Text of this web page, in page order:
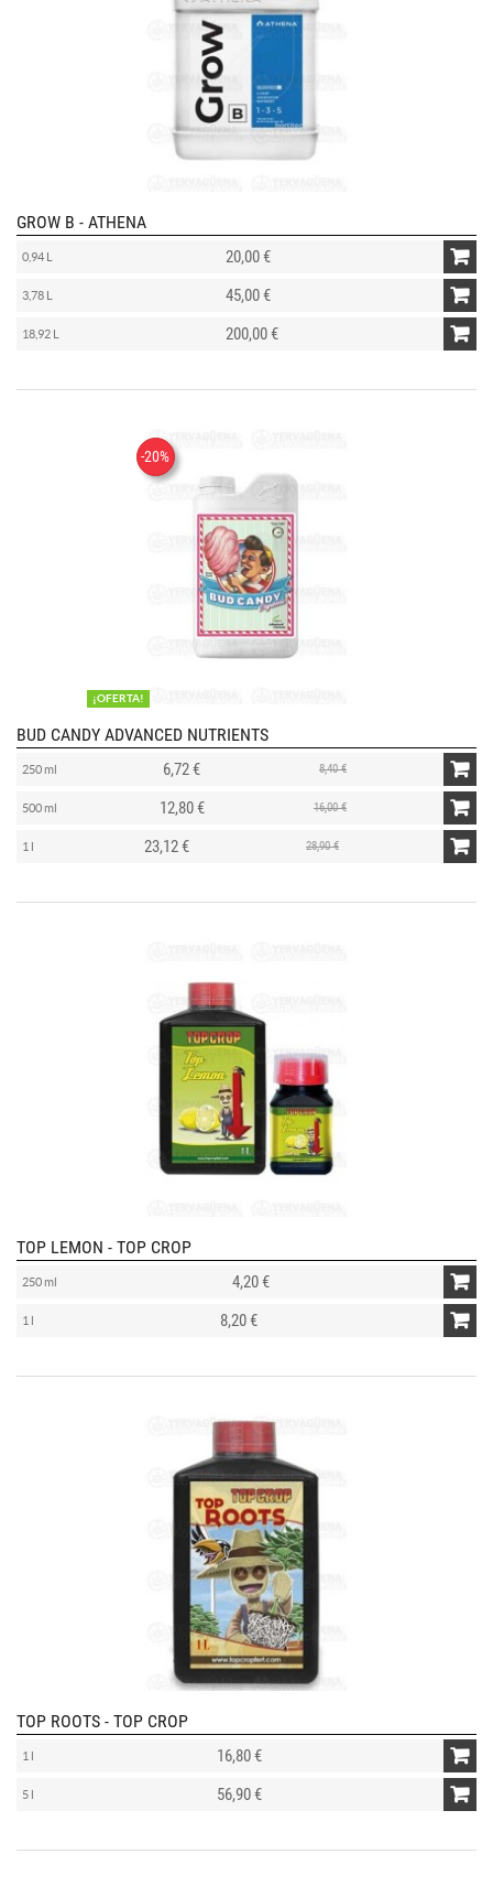
GROW B - ATHENA
0,94 L 20,00 €
3,78 L 45,00 €
18,92 L 200,00 €
-20%
¡OFERTA!
BUD CANDY ADVANCED NUTRIENTS
250 ml 6,72 € 8,40 €
500 ml 12,80 € 16,00 €
1 l 23,12 € 28,90 €
TOP LEMON - TOP CROP
250 ml 4,20 €
1 l 8,20 €
TOP ROOTS - TOP CROP
1 l 16,80 €
5 l 56,90 €